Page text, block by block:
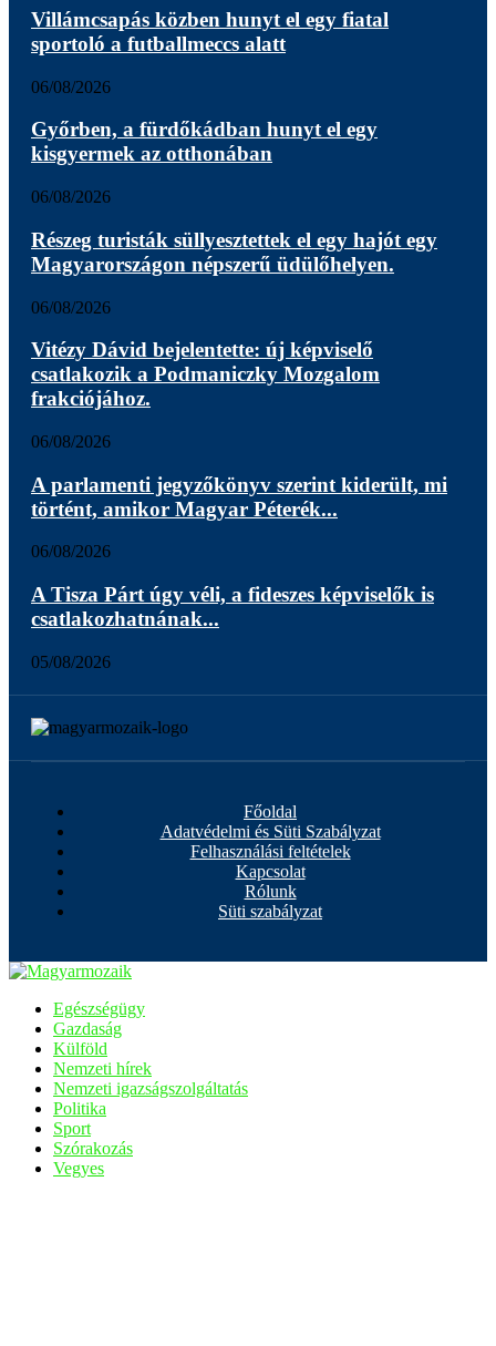
Villámcsapás közben hunyt el egy fiatal
sportoló a futballmeccs alatt
06/08/2026
Győrben, a fürdőkádban hunyt el egy
kisgyermek az otthonában
06/08/2026
Részeg turisták süllyesztettek el egy hajót egy
Magyarországon népszerű üdülőhelyen.
06/08/2026
Vitézy Dávid bejelentette: új képviselő
csatlakozik a Podmaniczky Mozgalom
frakciójához.
06/08/2026
A parlamenti jegyzőkönyv szerint kiderült, mi
történt, amikor Magyar Péterék...
06/08/2026
A Tisza Párt úgy véli, a fideszes képviselők is
csatlakozhatnának...
05/08/2026
Főoldal
Adatvédelmi és Süti Szabályzat
Felhasználási feltételek
Kapcsolat
Rólunk
Süti szabályzat
Egészségügy
Gazdaság
Külföld
Nemzeti hírek
Nemzeti igazságszolgáltatás
Politika
Sport
Szórakozás
Vegyes